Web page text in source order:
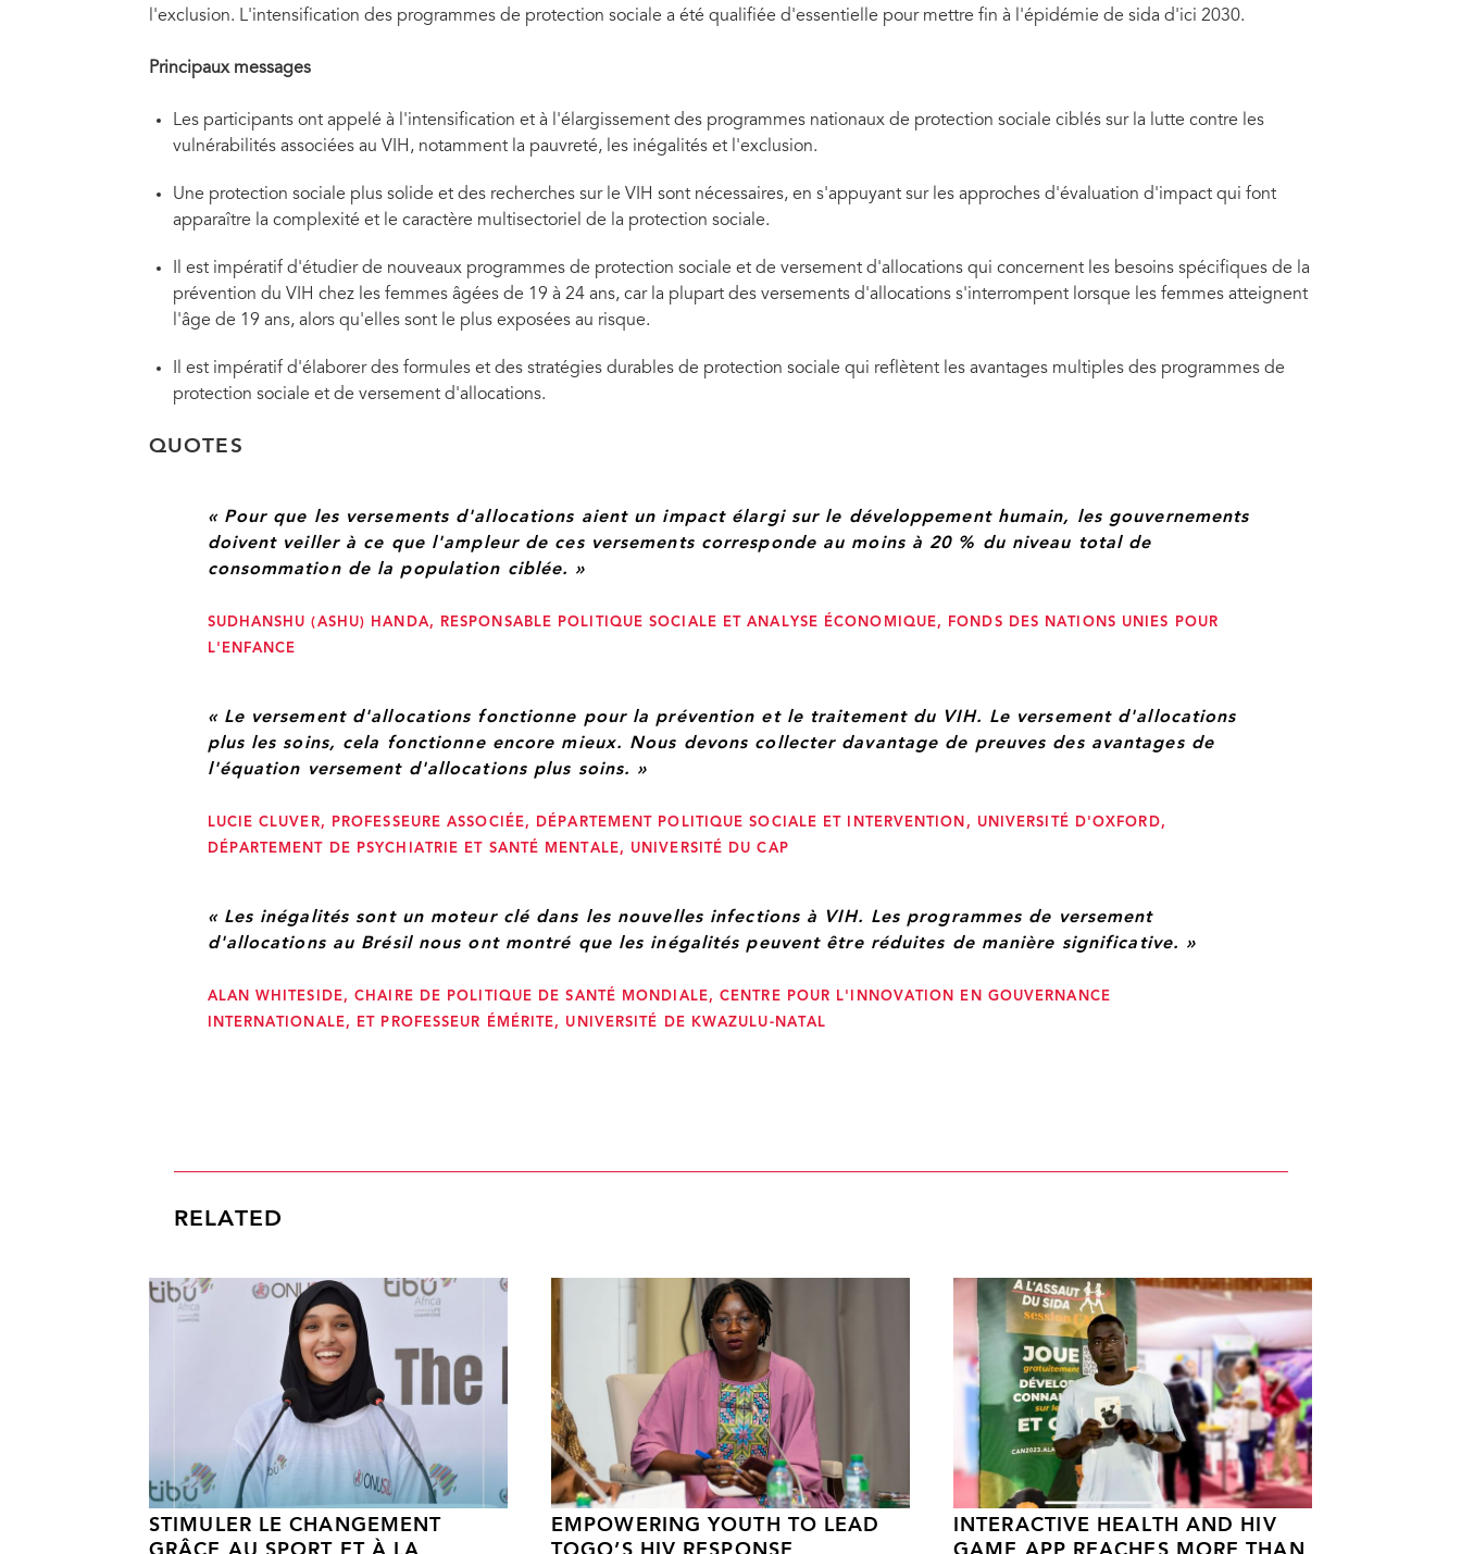
l'exclusion. L'intensification des programmes de protection sociale a été qualifiée d'essentielle pour mettre fin à l'épidémie de sida d'ici 2030.
Principaux messages
Les participants ont appelé à l'intensification et à l'élargissement des programmes nationaux de protection sociale ciblés sur la lutte contre les
vulnérabilités associées au VIH, notamment la pauvreté, les inégalités et l'exclusion.
Une protection sociale plus solide et des recherches sur le VIH sont nécessaires, en s'appuyant sur les approches d'évaluation d'impact qui font
apparaître la complexité et le caractère multisectoriel de la protection sociale.
Il est impératif d'étudier de nouveaux programmes de protection sociale et de versement d'allocations qui concernent les besoins spécifiques de la
prévention du VIH chez les femmes âgées de 19 à 24 ans, car la plupart des versements d'allocations s'interrompent lorsque les femmes atteignent
l'âge de 19 ans, alors qu'elles sont le plus exposées au risque.
Il est impératif d'élaborer des formules et des stratégies durables de protection sociale qui reflètent les avantages multiples des programmes de
protection sociale et de versement d'allocations.
QUOTES
« Pour que les versements d'allocations aient un impact élargi sur le développement humain, les gouvernements
doivent veiller à ce que l'ampleur de ces versements corresponde au moins à 20 % du niveau total de
consommation de la population ciblée. »
SUDHANSHU (ASHU) HANDA, RESPONSABLE POLITIQUE SOCIALE ET ANALYSE ÉCONOMIQUE, FONDS DES NATIONS UNIES POUR
L'ENFANCE
« Le versement d'allocations fonctionne pour la prévention et le traitement du VIH. Le versement d'allocations
plus les soins, cela fonctionne encore mieux. Nous devons collecter davantage de preuves des avantages de
l'équation versement d'allocations plus soins. »
LUCIE CLUVER, PROFESSEURE ASSOCIÉE, DÉPARTEMENT POLITIQUE SOCIALE ET INTERVENTION, UNIVERSITÉ D'OXFORD,
DÉPARTEMENT DE PSYCHIATRIE ET SANTÉ MENTALE, UNIVERSITÉ DU CAP
« Les inégalités sont un moteur clé dans les nouvelles infections à VIH. Les programmes de versement
d'allocations au Brésil nous ont montré que les inégalités peuvent être réduites de manière significative. »
ALAN WHITESIDE, CHAIRE DE POLITIQUE DE SANTÉ MONDIALE, CENTRE POUR L'INNOVATION EN GOUVERNANCE
INTERNATIONALE, ET PROFESSEUR ÉMÉRITE, UNIVERSITÉ DE KWAZULU-NATAL
RELATED
STIMULER LE CHANGEMENT
EMPOWERING YOUTH TO LEAD
INTERACTIVE HEALTH AND HIV